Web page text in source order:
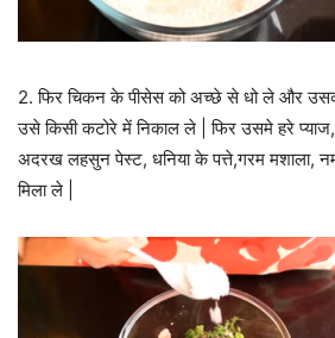
2. फिर चिकन के पीसेस को अच्छे से धो ले और
उसे किसी कटोरे में निकाल ले | फिर उसमे हरे प्याज,
अदरख लहसुन पेस्ट, धनिया के पत्ते,गरम
मिला ले |